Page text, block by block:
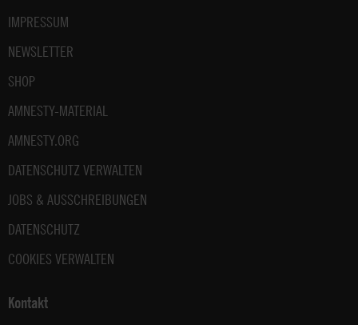
IMPRESSUM
NEWSLETTER
SHOP
AMNESTY-MATERIAL
AMNESTY.ORG
DATENSCHUTZ VERWALTEN
JOBS & AUSSCHREIBUNGEN
DATENSCHUTZ
COOKIES VERWALTEN
Kontakt